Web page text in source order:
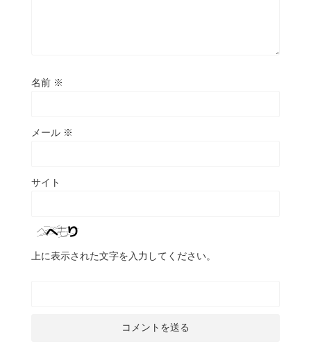
名前 ※
メール ※
サイト
上に表示された文字を入力してください。